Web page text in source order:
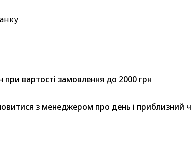
при вартості замовлення до 2000 грн
з менеджером про день і приблизний